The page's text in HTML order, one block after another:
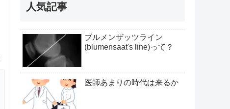
人気記事
ブルメンザッツライン
(blumensaat's line)って？
医師あまりの時代は来るか